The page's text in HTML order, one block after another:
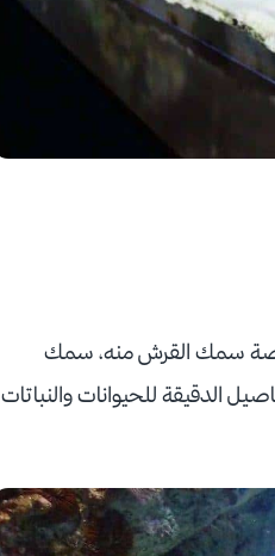
سمك القرش منه، سمك
12 متراً. يمكنك مراقبة التفاصيل الدقيقة للحيوانات والنباتات